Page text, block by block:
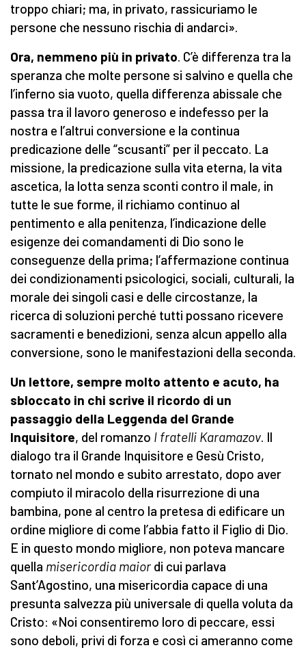
troppo chiari; ma, in privato, rassicuriamo le
persone che nessuno rischia di andarci».
Ora, nemmeno più in privato. C’è differenza tra la
speranza che molte persone si salvino e quella che
l’inferno sia vuoto, quella differenza abissale che
passa tra il lavoro generoso e indefesso per la
nostra e l’altrui conversione e la continua
predicazione delle “scusanti” per il peccato. La
missione, la predicazione sulla vita eterna, la vita
ascetica, la lotta senza sconti contro il male, in
tutte le sue forme, il richiamo continuo al
pentimento e alla penitenza, l’indicazione delle
esigenze dei comandamenti di Dio sono le
conseguenze della prima; l’affermazione continua
dei condizionamenti psicologici, sociali, culturali, la
morale dei singoli casi e delle circostanze, la
ricerca di soluzioni perché tutti possano ricevere
sacramenti e benedizioni, senza alcun appello alla
conversione, sono le manifestazioni della seconda.
Un lettore, sempre molto attento e acuto, ha
sbloccato in chi scrive il ricordo di un
passaggio della Leggenda del Grande
Inquisitore, del romanzo I fratelli Karamazov. Il
dialogo tra il Grande Inquisitore e Gesù Cristo,
tornato nel mondo e subito arrestato, dopo aver
compiuto il miracolo della risurrezione di una
bambina, pone al centro la pretesa di edificare un
ordine migliore di come l’abbia fatto il Figlio di Dio.
E in questo mondo migliore, non poteva mancare
quella misericordia maiordi cui parlava
Sant’Agostino, una misericordia capace di una
presunta salvezza più universale di quella voluta da
Cristo: «Noi consentiremo loro di peccare, essi
sono deboli, privi di forza e così ci ameranno come